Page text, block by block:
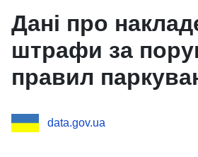
Дані про
штрафи за
правил
транспортних
data.gov.ua